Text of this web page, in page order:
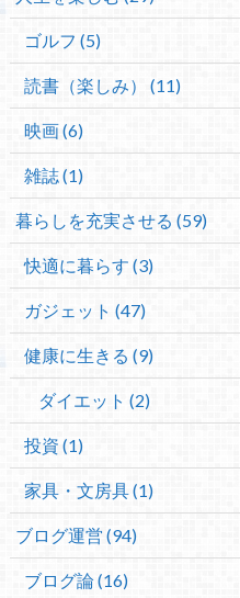
ゴルフ (5)
読書（楽しみ） (11)
映画 (6)
雑誌 (1)
暮らしを充実させる (59)
快適に暮らす (3)
ガジェット (47)
健康に生きる (9)
ダイエット (2)
投資 (1)
家具・文房具 (1)
ブログ運営 (94)
ブログ論 (16)